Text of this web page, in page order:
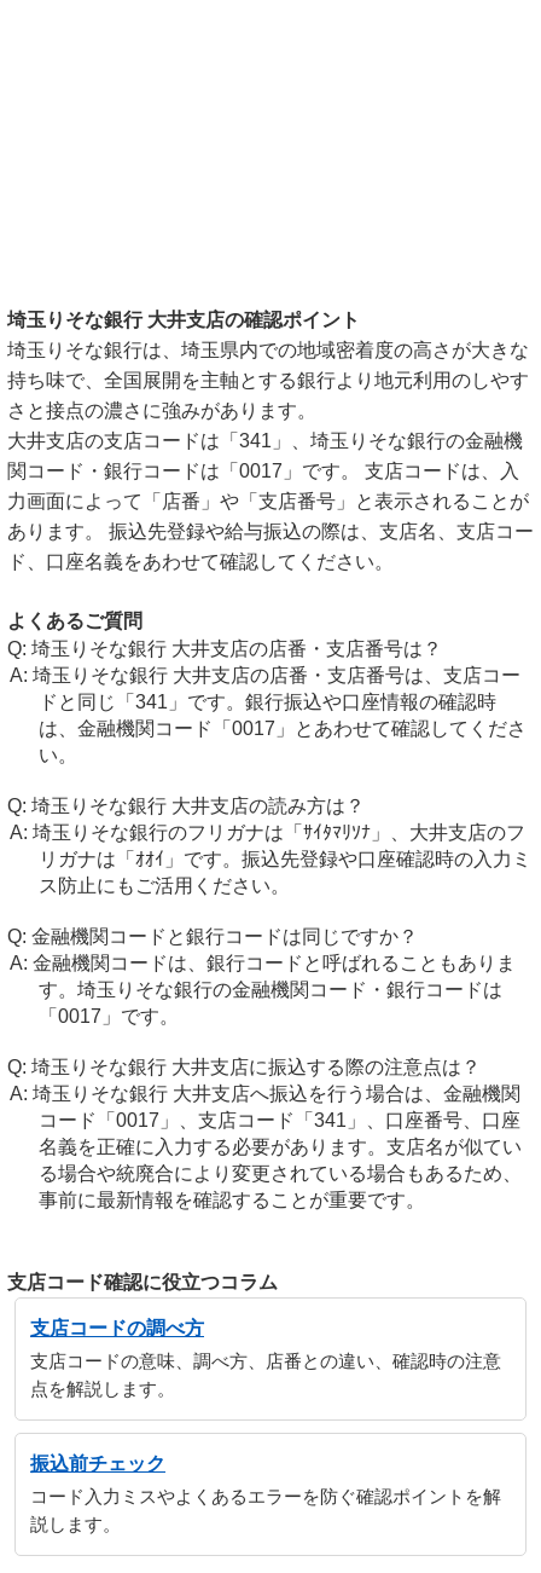
埼玉りそな銀行 大井支店の確認ポイント
埼玉りそな銀行は、埼玉県内での地域密着度の高さが大きな
持ち味で、全国展開を主軸とする銀行より地元利用のしやす
さと接点の濃さに強みがあります。
大井支店の支店コードは「341」、埼玉りそな銀行の金融機
関コード・銀行コードは「0017」です。 支店コードは、入
力画面によって「店番」や「支店番号」と表示されることが
あります。 振込先登録や給与振込の際は、支店名、支店コー
ド、口座名義をあわせて確認してください。
よくあるご質問
埼玉りそな銀行 大井支店の店番・支店番号は？
埼玉りそな銀行 大井支店の店番・支店番号は、支店コー
ドと同じ「341」です。銀行振込や口座情報の確認時
は、金融機関コード「0017」とあわせて確認してくださ
い。
埼玉りそな銀行 大井支店の読み方は？
埼玉りそな銀行のフリガナは「ｻｲﾀﾏﾘｿﾅ」、大井支店のフ
リガナは「ｵｵｲ」です。振込先登録や口座確認時の入力ミ
ス防止にもご活用ください。
金融機関コードと銀行コードは同じですか？
金融機関コードは、銀行コードと呼ばれることもありま
す。埼玉りそな銀行の金融機関コード・銀行コードは
「0017」です。
埼玉りそな銀行 大井支店に振込する際の注意点は？
埼玉りそな銀行 大井支店へ振込を行う場合は、金融機関
コード「0017」、支店コード「341」、口座番号、口座
名義を正確に入力する必要があります。支店名が似てい
る場合や統廃合により変更されている場合もあるため、
事前に最新情報を確認することが重要です。
支店コード確認に役立つコラム
支店コードの調べ方
支店コードの意味、調べ方、店番との違い、確認時の注意
点を解説します。
振込前チェック
コード入力ミスやよくあるエラーを防ぐ確認ポイントを解
説します。